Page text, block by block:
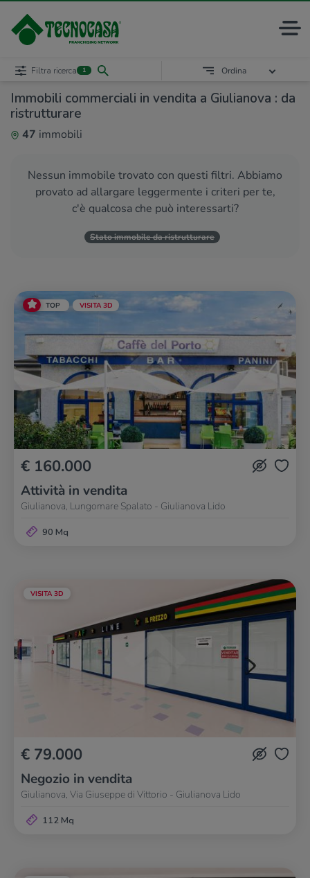
Immobili commerciali in vendita a Giulianova : da
ristrutturare
47 immobili
Nessun immobile trovato con questi filtri. Abbiamo
provato ad allargare leggermente i criteri per te,
c'è qualcosa che può interessarti?
Stato immobile da ristrutturare
Filtra ricerca 1 Ordina
TOP VISITA 3D
€ 160.000
Attività in vendita
Giulianova, Lungomare Spalato - Giulianova Lido
90 Mq
VISITA 3D
€ 79.000
Negozio in vendita
Giulianova, Via Giuseppe di Vittorio - Giulianova Lido
112 Mq